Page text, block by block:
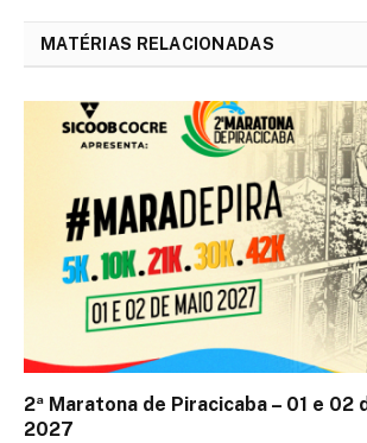
MATÉRIAS RELACIONADAS
2ª Maratona de Piracicaba – 01 e 02
2027